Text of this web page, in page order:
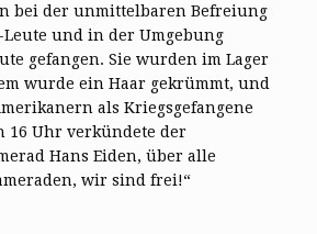
bei der unmittelbaren Befreiung
Leute und in der Umgebung
gefangen. Sie wurden im Lager
wurde ein Haar gekrümmt, und
als Kriegsgefangene
16 Uhr verkündete der
Hans Eiden, über alle
wir sind frei!“